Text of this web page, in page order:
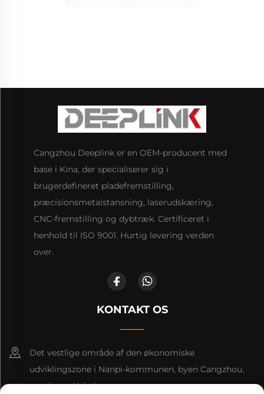
Cangzhou Deeplink er en OEM-producent med
base i Kina, der specialiserer sig i
brugerdefineret pladefremstilling,
præcisionsmetalstansning, laserudskæring,
CNC-fremstilling og dybtræk. Certificeret i
henhold til ISO 9001. Hurtig levering verden
over.
KONTAKT OS
Det vestlige område af den økonomiske
udviklingszone i Nanpi-kommunen, byen Cangzhou,
provinsen Hebei